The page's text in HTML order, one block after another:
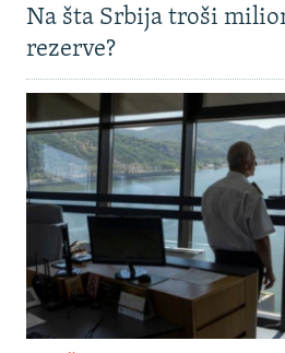
Na šta Srbija troši
rezerve?